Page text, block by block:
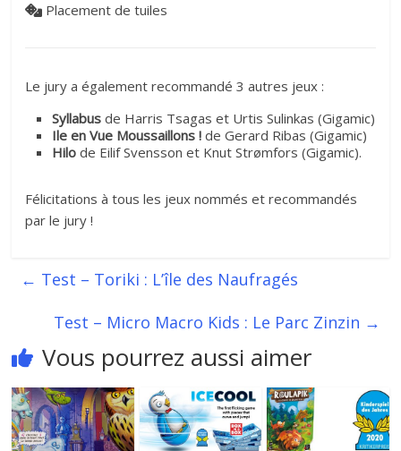
Placement de tuiles
Le jury a également recommandé 3 autres jeux :
Syllabus de Harris Tsagas et Urtis Sulinkas (Gigamic)
Ile en Vue Moussaillons ! de Gerard Ribas (Gigamic)
Hilo de Eilif Svensson et Knut Strømfors (Gigamic).
Félicitations à tous les jeux nommés et recommandés
par le jury !
← Test – Toriki : L’île des Naufragés
Test – Micro Macro Kids : Le Parc Zinzin →
Vous pourrez aussi aimer